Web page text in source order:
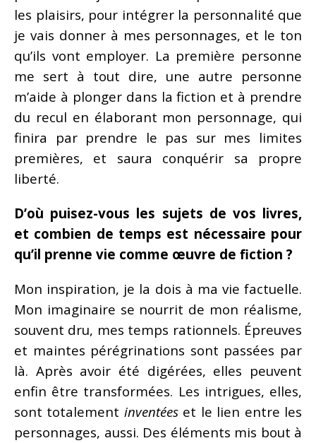
les plaisirs, pour intégrer la personnalité que
je vais donner à mes personnages, et le ton
qu’ils vont employer. La première personne
me sert à tout dire, une autre personne
m’aide à plonger dans la fiction et à prendre
du recul en élaborant mon personnage, qui
finira par prendre le pas sur mes limites
premières, et saura conquérir sa propre
liberté.
D’où puisez-vous les sujets de vos livres,
et combien de temps est nécessaire pour
qu’il prenne vie comme œuvre de fiction ?
Mon inspiration, je la dois à ma vie factuelle.
Mon imaginaire se nourrit de mon réalisme,
souvent dru, mes temps rationnels. Épreuves
et maintes pérégrinations sont passées par
là. Après avoir été digérées, elles peuvent
enfin être transformées. Les intrigues, elles,
sont totalement inventées et le lien entre les
personnages, aussi. Des éléments mis bout à